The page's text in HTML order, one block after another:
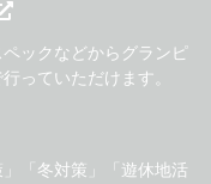
ックなどからグランピ
っていただけます。
「冬対策」「遊休地活